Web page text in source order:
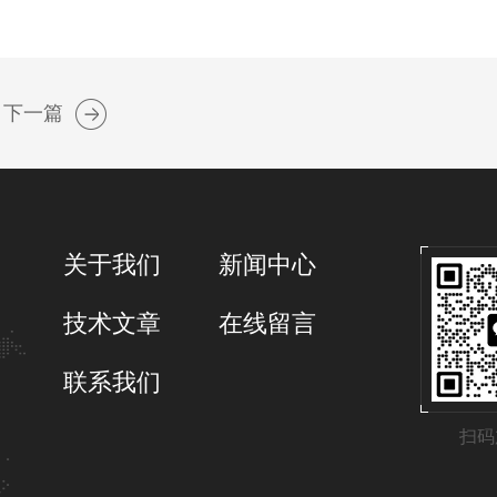
下一篇
扫
关于我们 新闻中心
技术文章 在线留言
联系我们